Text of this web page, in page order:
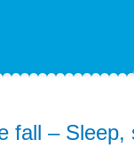
fall – Sleep,